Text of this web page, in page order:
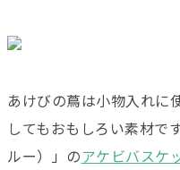
あけびの蔦は小物入れに
してもおもしろい素材で
ルー）」のアケビバスケ